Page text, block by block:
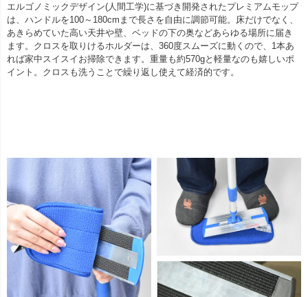
エルゴノミックデザイン(人間工学)に基づき開発されたプレミアムモップ
は、ハンドルを100～180cmまで長さを自由に調節可能。床だけでなく、
あきらめていた高い天井や壁、ベッドの下の奥などあらゆる場所に届き
ます。クロスを取りけるホルダーは、360度スムーズに動くので、1本あ
れば家中スイスイお掃除できます。重量も約570gと軽量なのも嬉しいポ
イント。クロスも洗うことで繰り返し使えて経済的です。